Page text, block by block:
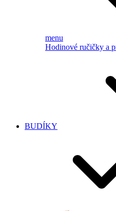
menu
Hodinové ručičky a
BUDÍKY